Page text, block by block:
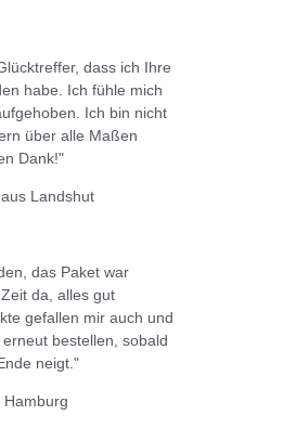
dass ich Ihre
habe. Ich fühle mich
Ich bin nicht
über alle Maßen
Dank!"
Landshut
das Paket war
da, alles gut
gefallen mir auch und
bestellen, sobald
neigt."
Hamburg